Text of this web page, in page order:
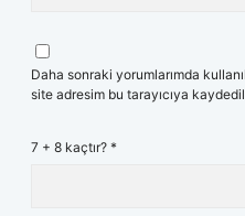
Daha sonraki yorumlarımda
site adresim bu tarayıcıya
7 + 8 kaçtır? *